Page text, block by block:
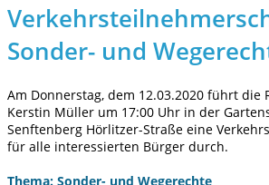
Sonder- und
Am Donnerstag, dem 12.03.2020 führt die
Kerstin Müller um 17:00 Uhr in der
Senftenberg Hörlitzer-Straße eine
für alle interessierten Bürger durch.
Thema: Sonder- und Wegerechte